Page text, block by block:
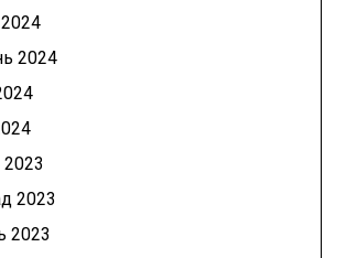
2024
2024
2023
2023
2023